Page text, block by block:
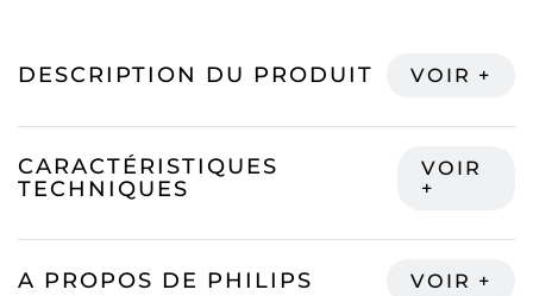
DESCRIPTION DU PRODUIT
CARACTÉRISTIQUES
TECHNIQUES
A PROPOS DE PHILIPS